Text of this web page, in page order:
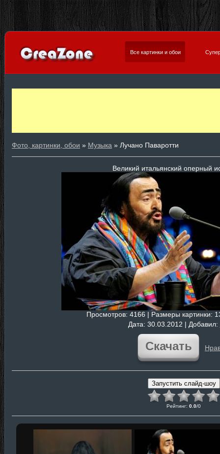
Все картинки и обои
Фото, картинки, обои » Музыка » Лучано Паваротти
Великий итальянский оперный
Просмотров: 4166 | Размеры картинки:
Дата: 30.03.2012 | Добавил:
Скачать
Рейтинг: 0.0/0